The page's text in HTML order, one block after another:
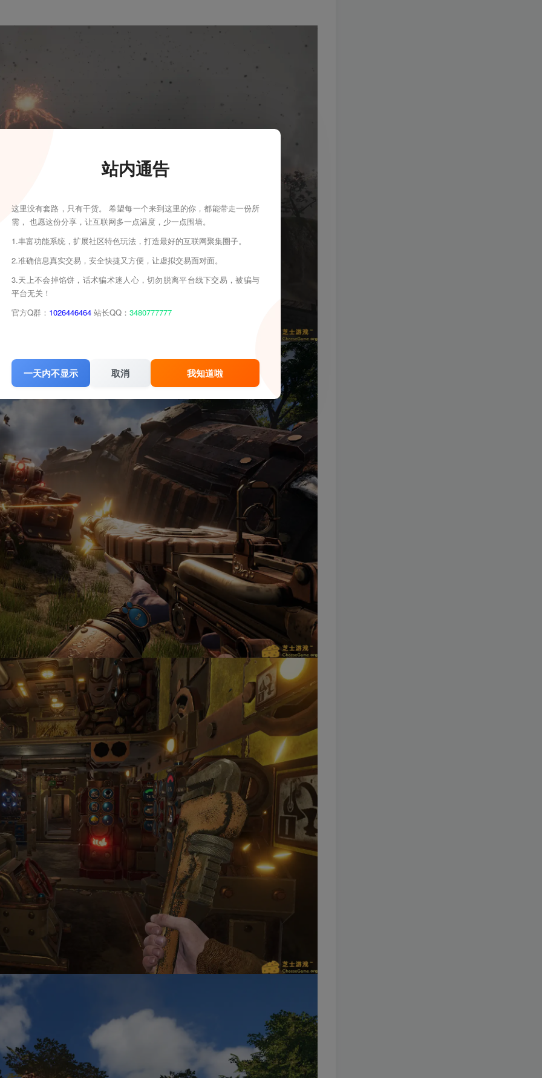
站内通告
这里没有套路，只有干货。 希望每一个来到这里的你，都能带走一份所
需， 也愿这份分享，让互联网多一点温度，少一点围墙。
1.丰富功能系统，扩展社区特色玩法，打造最好的互联网聚集圈子。
2.准确信息真实交易，安全快捷又方便，让虚拟交易面对面。
3.天上不会掉馅饼，话术骗术迷人心，切勿脱离平台线下交易，被骗与
平台无关！
官方Q群： 1026446464 站长QQ： 3480777777
一天内不显示 取消 我知道啦